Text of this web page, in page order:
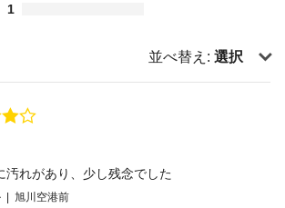
1
並べ替え: 選択
汚れがあり、少し残念でした
| 旭川空港前